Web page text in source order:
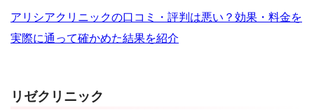
アリシアクリニックの口コミ・評判は悪い？効果・料金を
実際に通って確かめた結果を紹介
リゼクリニック